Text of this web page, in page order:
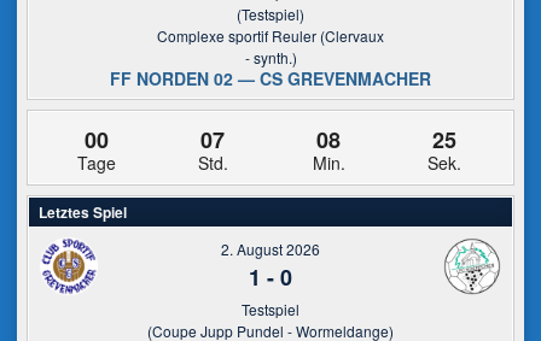
(Testspiel)
Complexe sportif Reuler (Clervaux
- synth.)
FF NORDEN 02 — CS GREVENMACHER
00
Tage
07
Std.
08
Min.
25
Sek.
Letztes Spiel
2. August 2026
1 -0
Testspiel
(Coupe Jupp Pundel - Wormeldange)